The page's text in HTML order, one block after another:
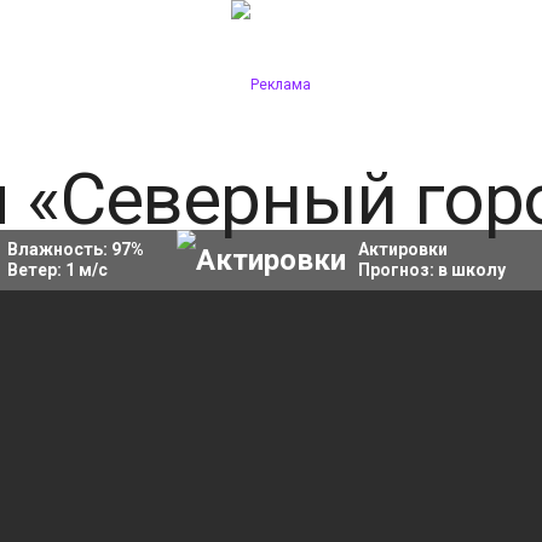
Влажность: 97%
Ветер: 1 м/с
Актировки
Прогноз: в школу